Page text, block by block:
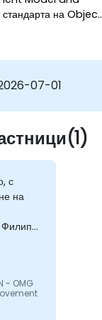
на Object
Този курс
и помага да се
07-01
с
на
Филип
- OMG